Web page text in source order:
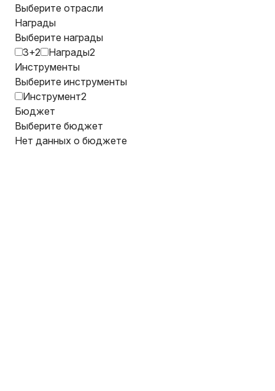
Выберите отрасли
Награды
Выберите награды
3+2
Награды2
Инструменты
Выберите инструменты
Инструмент2
Бюджет
Выберите бюджет
Нет данных о бюджете